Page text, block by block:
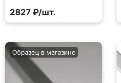
2827 ₽/шт.
Образец в магазине